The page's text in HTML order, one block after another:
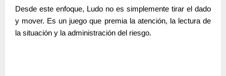
Desde este enfoque, Ludo no es simplemente tirar el dado
y mover. Es un juego que premia la atención, la lectura de
la situación y la administración del riesgo.